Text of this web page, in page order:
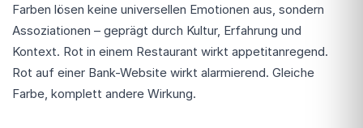
Farben lösen keine universellen Emotionen aus, sondern
Assoziationen – geprägt durch Kultur, Erfahrung und
Kontext. Rot in einem Restaurant wirkt appetitanregend.
Rot auf einer Bank-Website wirkt alarmierend. Gleiche
Farbe, komplett andere Wirkung.